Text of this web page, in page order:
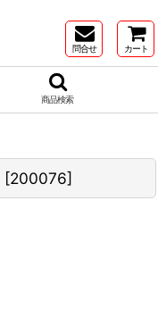
問合せ カート
商品検索
[200076]